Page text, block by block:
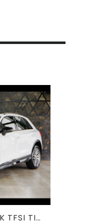
AUDI Q3 SPB PERF. BLACK TFSI TIPT. QUAT. 2.0